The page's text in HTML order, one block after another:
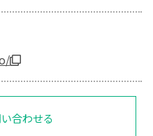
合わせる